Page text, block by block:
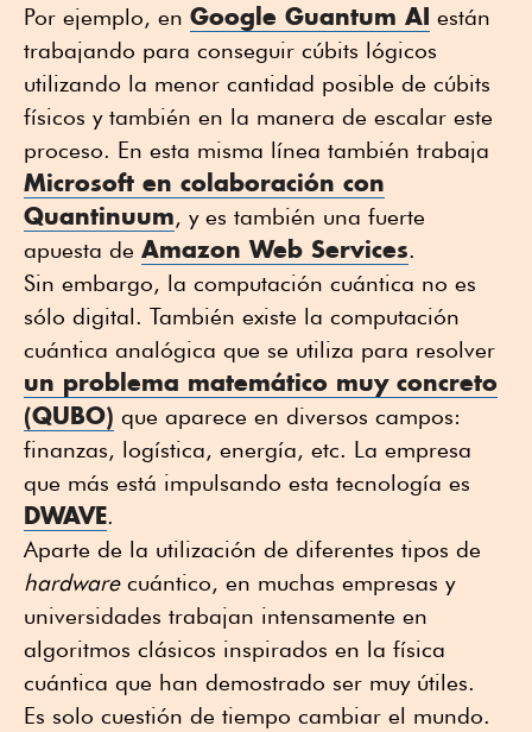
Por ejemplo, en Google Guantum AI están
trabajando para conseguir cúbits lógicos
utilizando la menor cantidad posible de cúbits
físicos y también en la manera de escalar este
proceso. En esta misma línea también trabaja
Microsoft en colaboración con
Quantinuum, y es también una fuerte
apuesta de Amazon Web Services.
Sin embargo, la computación cuántica no es
sólo digital. También existe la computación
cuántica analógica que se utiliza para resolver
un problema matemático muy concreto
(QUBO) que aparece en diversos campos:
finanzas, logística, energía, etc. La empresa
que más está impulsando esta tecnología es
DWAVE.
Aparte de la utilización de diferentes tipos de
hardwarecuántico, en muchas empresas y
universidades trabajan intensamente en
algoritmos clásicos inspirados en la física
cuántica que han demostrado ser muy útiles.
Es solo cuestión de tiempo cambiar el mundo.